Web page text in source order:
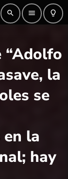
search menu lightbulb_outline
“Adolfo
la
se
la
hay